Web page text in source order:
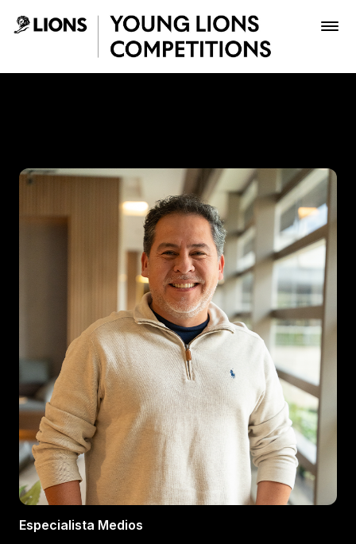
Saltar al contenido principal
Inscribir
Boletería
Especialista Medios